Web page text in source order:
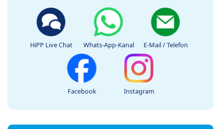
HiPP Live Chat Whats-App-Kanal E-Mail / Telefon
Facebook Instagram